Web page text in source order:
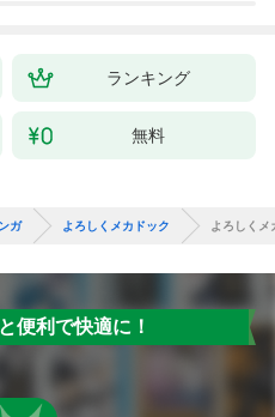
（１）ランキング
無料
ガ よろしくメカドック よろしくメ
便利で快適に！